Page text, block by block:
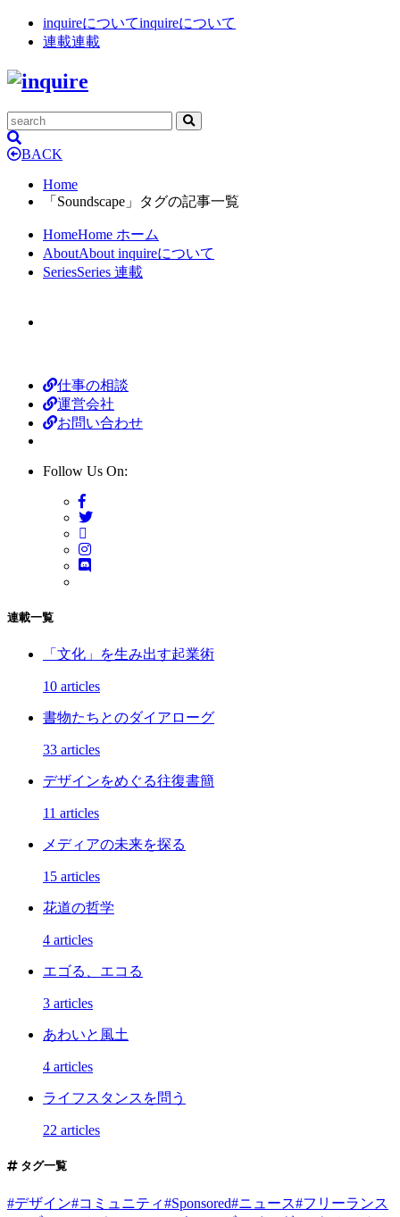
inquireについてinquireについて
連載連載
BACK
Home
「Soundscape」タグの記事一覧
HomeHome ホーム
AboutAbout inquireについて
SeriesSeries 連載
仕事の相談
運営会社
お問い合わせ
Follow Us On:
連載一覧
「文化」を生み出す起業術
10 articles
書物たちとのダイアローグ
33 articles
デザインをめぐる往復書簡
11 articles
メディアの未来を探る
15 articles
花道の哲学
4 articles
エゴる、エコる
3 articles
あわいと風土
4 articles
ライフスタンスを問う
22 articles
タグ一覧
#デザイン#コミュニティ#Sponsored#ニュース#フリーランス